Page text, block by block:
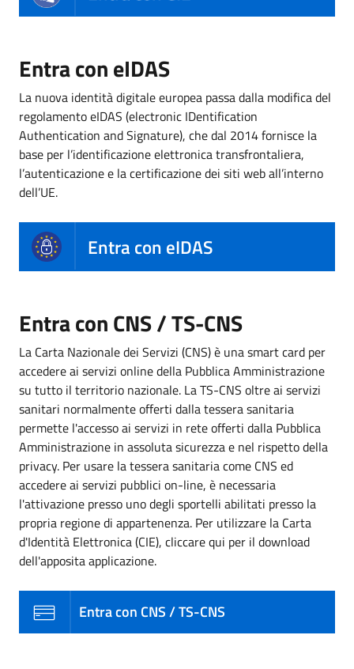
Entra con eIDAS
La nuova identità digitale europea passa dalla modifica del
regolamento eIDAS (electronic IDentification
Authentication and Signature), che dal 2014 fornisce la
base per l’identificazione elettronica transfrontaliera,
l’autenticazione e la certificazione dei siti web all’interno
dell’UE.
Entra con eIDAS
Entra con CNS / TS-CNS
La Carta Nazionale dei Servizi (CNS) è una smart card per
accedere ai servizi online della Pubblica Amministrazione
su tutto il territorio nazionale. La TS-CNS oltre ai servizi
sanitari normalmente offerti dalla tessera sanitaria
permette l'accesso ai servizi in rete offerti dalla Pubblica
Amministrazione in assoluta sicurezza e nel rispetto della
privacy. Per usare la tessera sanitaria come CNS ed
accedere ai servizi pubblici on-line, è necessaria
l'attivazione presso uno degli sportelli abilitati presso la
propria regione di appartenenza. Per utilizzare la Carta
d'Identità Elettronica (CIE), cliccare qui per il download
dell'apposita applicazione.
Entra con CNS / TS-CNS